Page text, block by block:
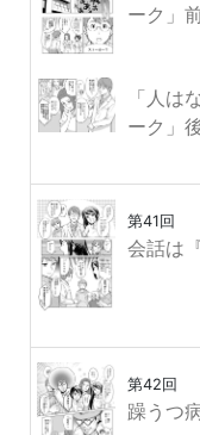
ーク」
「人は
ーク」
第41回
会話は
第42回
躁うつ